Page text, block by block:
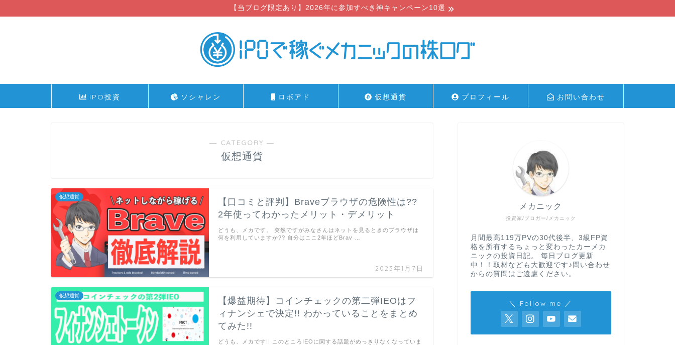
【当ブログ限定あり】2026年に参加すべき神キャンペーン10選
IPO投資 ソシャレン ロボアド 仮想通貨 プロフィール お問い合わせ
― CATEGORY ―
仮想通貨
仮想通貨
【口コミと評判】Braveブラウザの危険性は??
2年使ってわかったメリット・デメリット
2023年1月7日
どうも、メカです。 突然ですがみなさんはネットを見るときのブラウザは
何を利用していますか?? 自分はここ2年ほどBrav …
仮想通貨
【爆益期待】コインチェックの第二弾IEOはフ
ィナンシェで決定!! わかっていることをまとめ
てみた!!
どうも、メカです!! このところIEOに関する話題がめっきりなくなっていま
投資家/ブロガー/メカニック
メカニック
月間最高119万PVの30代後半、3級FP資
格を所有するちょっと変わったカーメカ
ニックの投資日記。 毎日ブログ更新
中！！取材なども大歓迎です♪問い合わせ
からの質問はご遠慮ください。
＼ Follow me ／